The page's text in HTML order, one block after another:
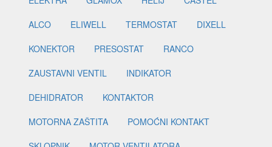
ALCO
ELIWELL TERMOSTAT
DIXELL
KONEKTOR
PRESOSTAT
RANCO
ZAUSTAVNI VENTIL
INDIKATOR
DEHIDRATOR
KONTAKTOR
MOTORNA ZAŠTITA
POMOĆNI KONTAKT